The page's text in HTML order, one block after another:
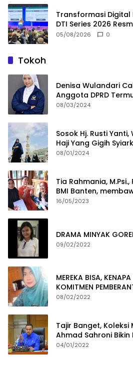
Transformasi
DTI Series 2026
05/08/2026 0
Tokoh
Denisa Wulandari
Anggota DPRD
2029
08/03/2024
Sosok Hj. Rusti
Haji Yang Gigih
08/01/2024
Tia Rahmania,
BMI Banten,
Pembuatan
16/05/2023
DRAMA MINYAK
09/02/2022
MEREKA BISA,
KOMITMEN
08/02/2022
Tajir Banget, Koleksi
Ahmad Sahroni Bikin
04/01/2022